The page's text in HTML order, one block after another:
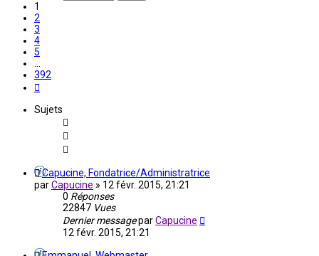
1
2
3
4
5
392
Sujets
Capucine, Fondatrice/Administratrice
parCapucine » 12 févr. 2015, 21:21
0 Réponses
22847 Vues
Dernier messageparCapucine
12 févr. 2015, 21:21